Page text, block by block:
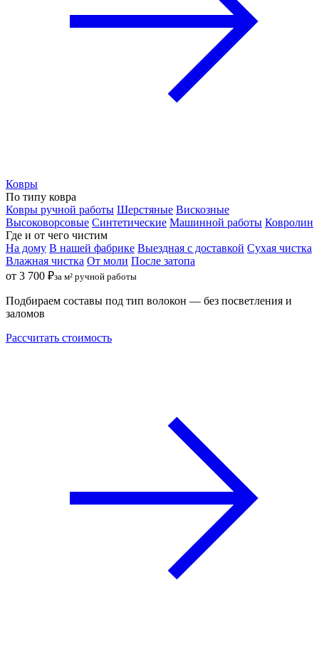
Ковры
По типу ковра
Ковры ручной работы Шерстяные Вискозные
Высоковорсовые Синтетические Машинной работы Ковролин
Где и от чего чистим
На дому В нашей фабрике Выездная с доставкой Сухая чистка
Влажная чистка От моли После затопа
от 3 700 ₽за м² ручной работы
Подбираем составы под тип волокон — без посветления и
заломов
Рассчитать стоимость